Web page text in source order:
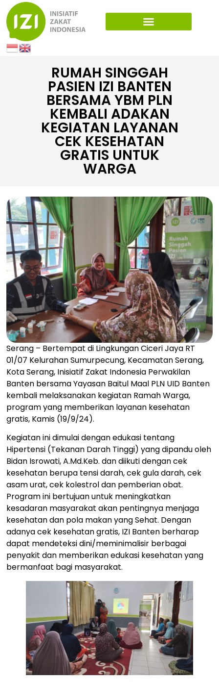
RUMAH SINGGAH
PASIEN IZI BANTEN
BERSAMA YBM PLN
KEMBALI ADAKAN
KEGIATAN LAYANAN
CEK KESEHATAN
GRATIS UNTUK
WARGA
Serang – Bertempat di Lingkungan Ciceri Jaya RT
01/07 Kelurahan Sumurpecung, Kecamatan Serang,
Kota Serang, Inisiatif Zakat Indonesia Perwakilan
Banten bersama Yayasan Baitul Maal PLN UID Banten
kembali melaksanakan kegiatan Ramah Warga,
program yang memberikan layanan kesehatan
gratis, Kamis (19/9/24).
Kegiatan ini dimulai dengan edukasi tentang
Hipertensi (Tekanan Darah Tinggi) yang dipandu oleh
Bidan Isrowati, A.Md.Keb. dan diikuti dengan cek
kesehatan berupa tensi darah, cek gula darah, cek
asam urat, cek kolestrol dan pemberian obat.
Program ini bertujuan untuk meningkatkan
kesadaran masyarakat akan pentingnya menjaga
kesehatan dan pola makan yang Sehat. Dengan
adanya cek kesehatan gratis, IZI Banten berharap
dapat mendeteksi dini/meminimalisir berbagai
penyakit dan memberikan edukasi kesehatan yang
bermanfaat bagi masyarakat.